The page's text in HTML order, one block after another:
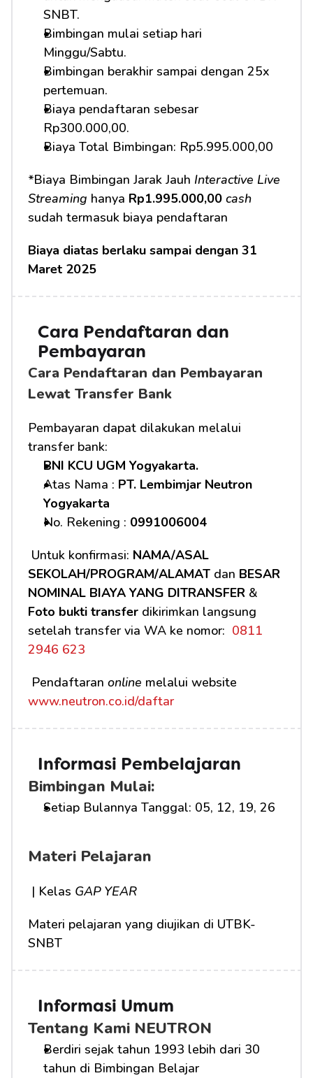
SNBT.
Bimbingan mulai setiap hari
Minggu/Sabtu.
Bimbingan berakhir sampai dengan 25x
pertemuan.
Biaya pendaftaran sebesar
Rp300.000,00.
Biaya Total Bimbingan: Rp5.995.000,00
*Biaya Bimbingan Jarak Jauh Interactive Live
Streaming hanya Rp1.995.000,00 cash
sudah termasuk biaya pendaftaran
Biaya diatas berlaku sampai dengan 31
Maret 2025
Cara Pendaftaran dan
Pembayaran
Cara Pendaftaran dan Pembayaran
Lewat Transfer Bank
Pembayaran dapat dilakukan melalui
transfer bank:
BNI KCU UGM Yogyakarta.
Atas Nama : PT. Lembimjar Neutron
Yogyakarta
No. Rekening : 0991006004
Untuk konfirmasi: NAMA/ASAL
SEKOLAH/PROGRAM/ALAMAT dan BESAR
NOMINAL BIAYA YANG DITRANSFER
Foto bukti transfer dikirimkan langsung
setelah transfer via WA ke nomor: 0811
2946 623
Pendaftaran online
www.neutron.co.id/daftar
Informasi Pembelajaran
Bimbingan Mulai:
Setiap Bulannya Tanggal: 05, 12, 19, 26
Materi Pelajaran
| Kelas GAP YEAR
Materi pelajaran yang diujikan di UTBK-
SNBT
Informasi Umum
Tentang Kami NEUTRON
Berdiri sejak tahun 1993 lebih dari 30
tahun di Bimbingan Belajar